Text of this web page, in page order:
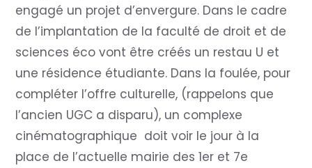
engagé un projet d’envergure. Dans le cadre
de l’implantation de la faculté de droit et de
sciences éco vont être créés un restau U et
une résidence étudiante. Dans la foulée, pour
compléter l’offre culturelle, (rappelons que
l’ancien UGC a disparu), un complexe
cinématographique doit voir le jour à la
place de l’actuelle mairie des 1er et 7e